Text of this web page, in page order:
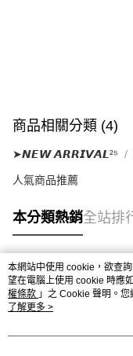
商品相關分類 (4)
➤𝙉𝙀𝙒 𝘼𝙍𝙍𝙄𝙑𝘼𝙇²⁵
人氣商品推薦
本分類熱銷全站排
熱門標籤
本網站中使用 cookie，欲查
望在電腦上使用 cookie 時應
權條款 」之 Cookie 聲明。
用條款之 Cookie 聲明使用
了解更多 >